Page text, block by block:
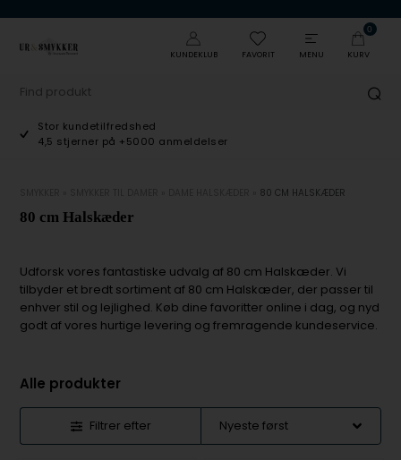
KUNDEKLUB FAVORIT MENU
0
KURV
Stor kundetilfredshed
4,5 stjerner på +5000 anmeldelser
80 CM HALSKÆDER
80 cm Halskæder
Udforsk vores fantastiske udvalg af 80 cm Halskæder. Vi
tilbyder et bredt sortiment af 80 cm Halskæder, der passer til
enhver stil og lejlighed. Køb dine favoritter online i dag, og nyd
godt af vores hurtige levering og fremragende kundeservice.
Alle produkter
Filtrer efter